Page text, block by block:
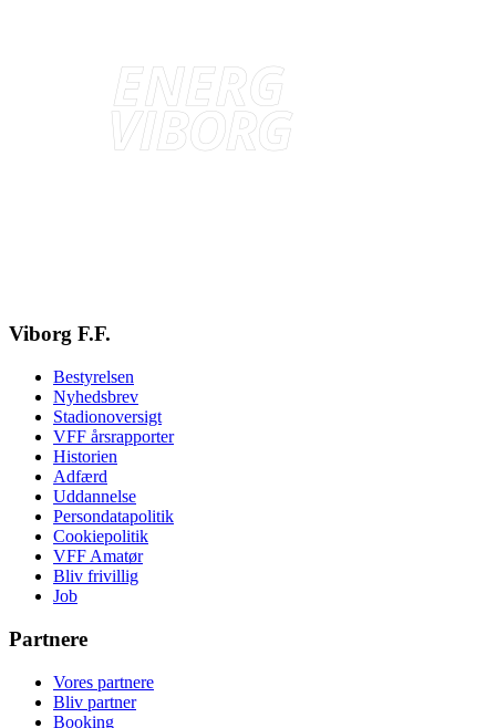
Viborg F.F.
Bestyrelsen
Nyhedsbrev
Stadionoversigt
VFF årsrapporter
Historien
Adfærd
Uddannelse
Persondatapolitik
Cookiepolitik
VFF Amatør
Bliv frivillig
Job
Partnere
Vores partnere
Bliv partner
Booking